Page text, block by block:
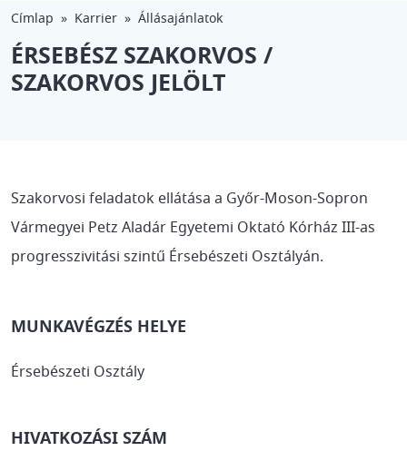
Címlap Karrier Állásajánlatok
ÉRSEBÉSZ SZAKORVOS /
SZAKORVOS JELÖLT
Szakorvosi feladatok ellátása a Győr-Moson-Sopron
Vármegyei Petz Aladár Egyetemi Oktató Kórház III-as
progresszivitási szintű Érsebészeti Osztályán.
MUNKAVÉGZÉS HELYE
Érsebészeti Osztály
HIVATKOZÁSI SZÁM